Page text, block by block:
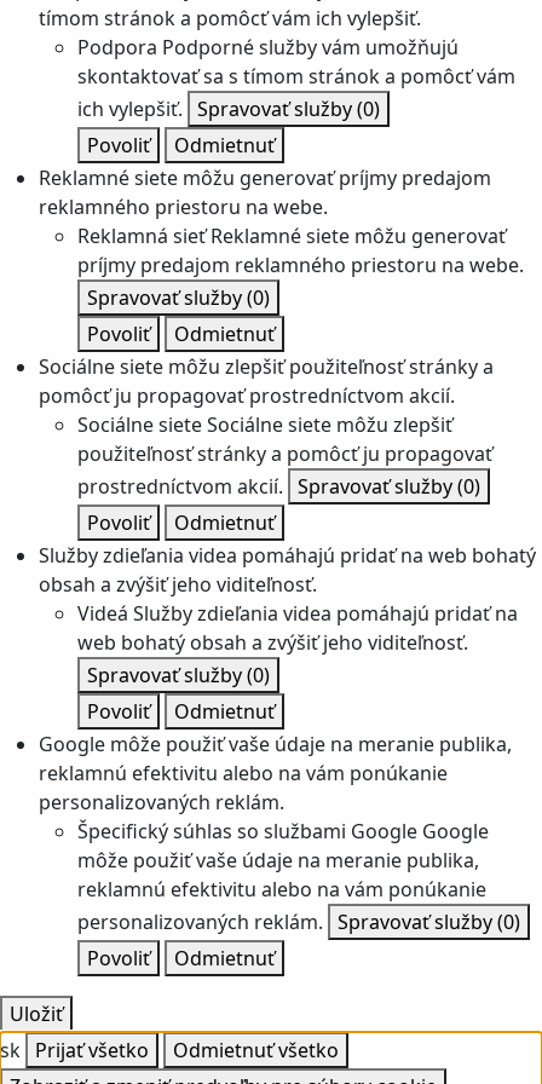
tímom stránok a pomôcť vám ich vylepšiť.
Podpora Podporné služby vám umožňujú
skontaktovať sa s tímom stránok a pomôcť vám
ich vylepšiť. Spravovať služby(0)
Povoliť
Odmietnuť
Reklamné siete môžu generovať príjmy predajom
reklamného priestoru na webe.
Reklamná sieť Reklamné siete môžu generovať
príjmy predajom reklamného priestoru na webe.
Spravovať služby(0)
Povoliť
Odmietnuť
Sociálne siete môžu zlepšiť použiteľnosť stránky a
pomôcť ju propagovať prostredníctvom akcií.
Sociálne sieteSociálne siete môžu zlepšiť
použiteľnosť stránky a pomôcť ju propagovať
prostredníctvom akcií. Spravovať služby(0)
Povoliť
Odmietnuť
Služby zdieľania videa pomáhajú pridať na web bohatý
obsah a zvýšiť jeho viditeľnosť.
Videá Služby zdieľania videa pomáhajú pridať na
web bohatý obsah a zvýšiť jeho viditeľnosť.
Spravovať služby(0)
Povoliť
Odmietnuť
Google môže použiť vaše údaje na meranie publika,
reklamnú efektivitu alebo na vám ponúkanie
personalizovaných reklám.
Špecifický súhlas so službami Google Google
môže použiť vaše údaje na meranie publika,
reklamnú efektivitu alebo na vám ponúkanie
personalizovaných reklám. Spravovať služby(0)
Povoliť
Odmietnuť
Uložiť
sk Prijať všetko
Odmietnuť všetko